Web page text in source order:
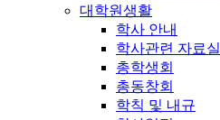
대학원생활
학사 안내
학사관련 자료실
총학생회
총동창회
학칙 및 내규